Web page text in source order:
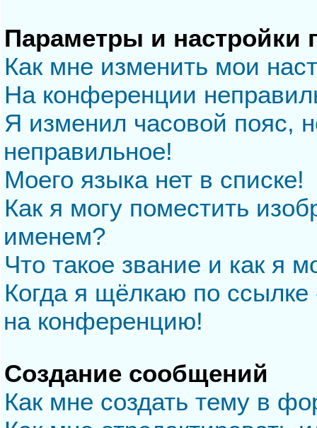
Параметры и настройки
Как мне изменить мои
На конференции
Я изменил часовой пояс,
неправильное!
Моего языка нет в списке!
Как я могу поместить
именем?
Что такое звание и как я
Когда я щёлкаю по
на конференцию!
Создание сообщений
Как мне создать тему в